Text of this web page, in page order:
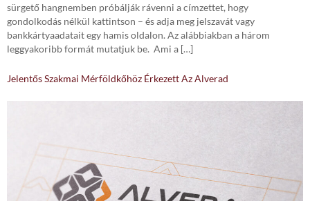
sürgető hangnemben próbálják rávenni a címzettet, hogy
gondolkodás nélkül kattintson – és adja meg jelszavát vagy
bankkártyaadatait egy hamis oldalon. Az alábbiakban a három
leggyakoribb formát mutatjuk be. Ami a […]
Jelentős Szakmai Mérföldkőhöz Érkezett Az Alverad